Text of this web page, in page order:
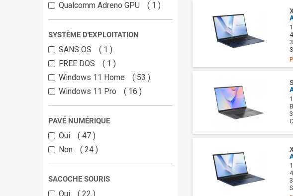
Qualcomm Adreno GPU
1
SYSTÈME D'EXPLOITATION
SANS OS
1
FREE DOS
1
Windows 11 Home
53
Windows 11 Pro
16
PAVÉ NUMÉRIQUE
Oui
47
Non
24
SACOCHE SOURIS
Oui
22